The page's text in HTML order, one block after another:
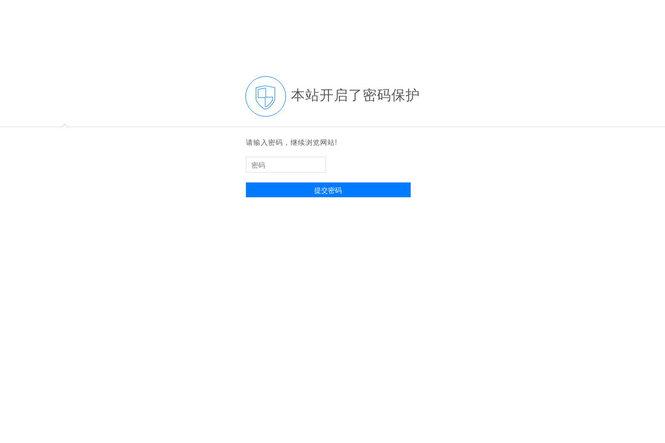
本站开启了密码保护
◆
◆
请输入密码，继续浏览网站!
提交密码